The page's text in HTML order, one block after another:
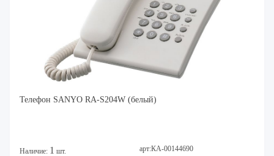
Телефон SANYO RA-S204W (белый)
Наличие: 1 шт. арт:КА-00144690